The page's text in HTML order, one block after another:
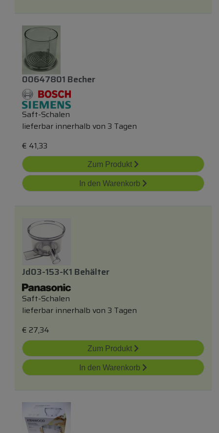
00647801 Becher
Saft-Schalen
lieferbar innerhalb von 3 Tagen
€ 41,33
Zum Produkt
In den Warenkorb
Jd03-153-K1 Behälter
Saft-Schalen
lieferbar innerhalb von 3 Tagen
€ 27,34
Zum Produkt
In den Warenkorb